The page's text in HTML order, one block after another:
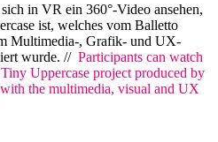
in VR ein 360°-Video ansehen,
ist, welches vom Balletto
Multimedia-, Grafik- und UX-
wurde. // Participants can watch
Uppercase project produced by
the multimedia, visual and UX